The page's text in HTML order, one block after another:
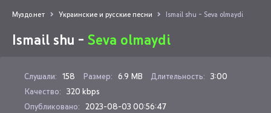
Муздо.нет Украинские и русские песни Ismail shu - Seva olmaydi
Ismail shu - Seva olmaydi
Слушали: 158 Размер: 6.9 MB Длительность: 3:00
Качество: 320 kbps
Опубликовано: 2023-08-03 00:56:47